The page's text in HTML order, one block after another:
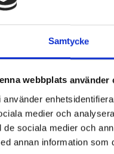
Samtycke
webbplats använder
använder
medier och
de sociala medier och
annan information som
1
2